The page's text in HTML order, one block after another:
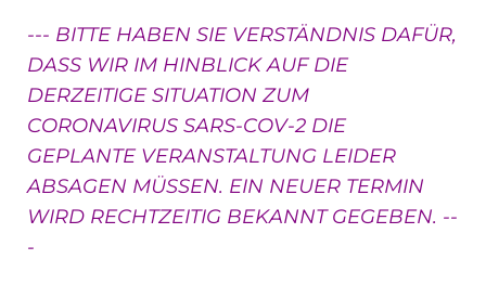
--- BITTE HABEN SIE VERSTÄNDNIS DAFÜR,
DASS WIR IM HINBLICK AUF DIE
DERZEITIGE SITUATION ZUM
CORONAVIRUS SARS-COV-2 DIE
GEPLANTE VERANSTALTUNG LEIDER
ABSAGEN MÜSSEN. EIN NEUER TERMIN
WIRD RECHTZEITIG BEKANNT GEGEBEN. --
-